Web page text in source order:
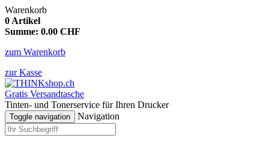
Warenkorb
0 Artikel
Summe: 0.00 CHF
zum Warenkorb
zur Kasse
Gratis Versandtasche
Tinten- und Tonerservice für Ihren Drucker
Toggle navigation Navigation